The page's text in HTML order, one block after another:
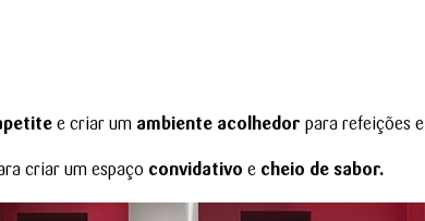
e criar um ambiente acolhedor para refeições e
criar um espaço convidativo e cheio de sabor.